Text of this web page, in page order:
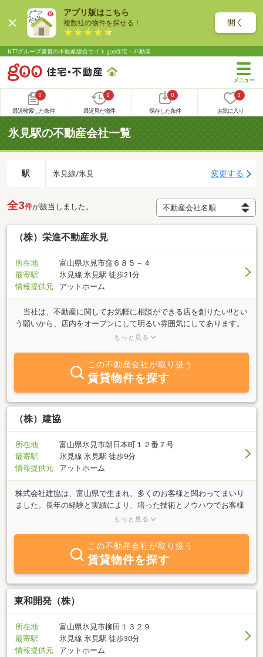
アプリ版はこちら
複数社の物件を探せる！ 開く
NTTグループ運営の不動産総合サイト goo住宅・不動産
0
最近検索した条件
0
最近見た物件
0
保存した条件
0
お気に入り
氷見駅の不動産会社一覧
駅 氷見線/氷見 変更する
全3件が該当しました。
（株）栄進不動産氷見
所在地
富山県氷見市窪６８５－４
最寄駅
氷見線 氷見駅 徒歩21分
情報提供元
アットホーム
当社は、不動産に関してお気軽に相談ができる店を創りたい!!とい
う願いから、店内をオープンにして明るい雰囲気にしてあります。
物件情報の閲覧は自由で、コピーも取り放題です。お子様連れにも
料ですのでお気軽にご来店ください。皆様のご来店を心からお待ち
もっと見る
この不動産会社が取り扱う
賃貸物件を探す
（株）建協
所在地
富山県氷見市朝日本町１２番７号
最寄駅
氷見線 氷見駅 徒歩9分
情報提供元
アットホーム
株式会社建協は、富山県で生まれ、多くのお客様と関わってまいり
ました。長年の経験と実績により、培った技術とノウハウでお客様
に安心して住んでもらえる家づくりを進めてまいります。我々、建
生活空間のご提供をしてまいります。それは、単に家を建てると言
う視点ではなく、家を建てて生活をし続けると言う視点で、お客様
が安心してくらせる環境づくりが、我々の使命だと思っています。
そのためにお客様のライフプランと空間プランを合わせて考えてま
いります。
もっと見る
この不動産会社が取り扱う
賃貸物件を探す
東和開発（株）
所在地
富山県氷見市柳田１３２９
最寄駅
氷見線 氷見駅 徒歩30分
情報提供元
アットホーム